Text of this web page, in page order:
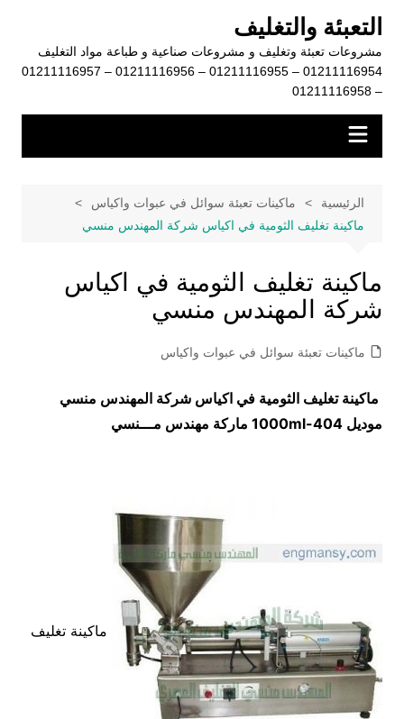
المحتوى
التعبئة والتغليف
مشروعات تعبئة وتغليف و مشروعات صناعية و طباعة مواد التغليف
01211116954 – 01211116955 – 01211116956 – 01211116957
– 01211116958
الرئيسية
ماكينات تعبئة سوائل في عبوات واكياس
ماكينة تغليف الثومية في اكياس شركة المهندس منسي
ماكينة تغليف الثومية في اكياس
شركة المهندس منسي
ماكينات تعبئة سوائل في عبوات واكياس
ماكينة تغليف الثومية في اكياس شركة المهندس منسي
موديل
ماركة مهندس مـــنسي
ماكينة تغليف